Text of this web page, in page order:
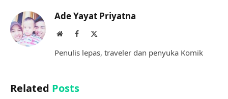
Ade Yayat Priyatna
WebsiteFacebook
Penulis lepas, traveler dan penyuka Komik
Related Posts